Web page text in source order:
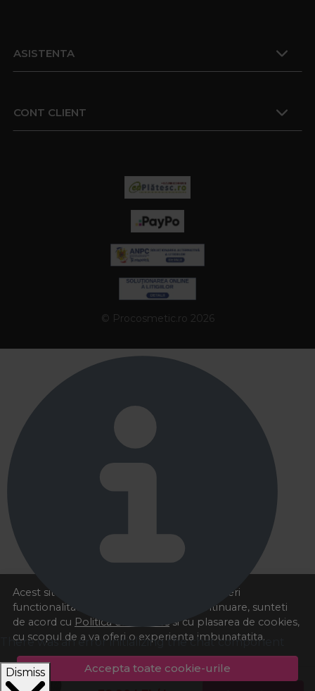
Acest site foloseste cookies pentru a va oferi
functionalitatea dorita. Navigand in continuare, sunteti
de acord cu Politica de cookies si cu plasarea de cookies,
cu scopul de a va oferi o experienta imbunatatita.
Accepta toate cookie-urile
ASISTENTA
CONT CLIENT
© Procosmetic.ro 2026
There was an error initializing the chat component
Dismiss